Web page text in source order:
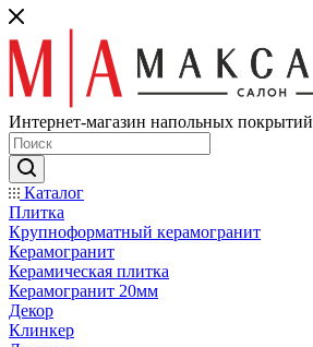
Интернет-магазин напольных покрытий
Каталог
Плитка
Крупноформатный керамогранит
Керамогранит
Керамическая плитка
Керамогранит 20мм
Декор
Клинкер